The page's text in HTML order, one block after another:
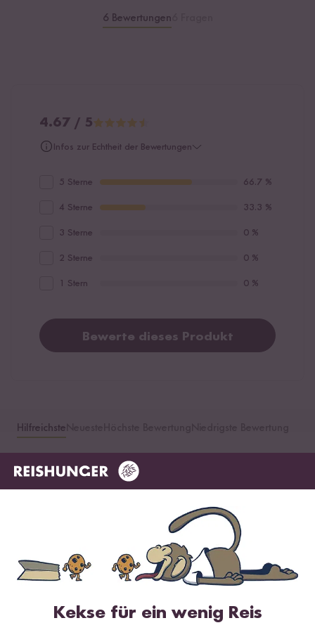
6 Bewertungen
4.67 / 5
Infos zur Echtheit der Bewertungen
5 Sterne 66.7 %
4 Sterne 33.3 %
3 Sterne 0 %
2 Sterne 0 %
1 Stern 0 %
Bewerte dieses Produkt
Hilfreichste
Julian 20.12.2025
Ich finde dieses Produkt sehr lecker 😋
0Personen fanden diese Antwort hilfreich
Kekse für ein wenig Reis